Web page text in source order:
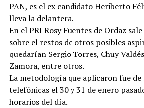
PAN, es el ex candidato Heriberto
lleva la delantera.
En el PRI Rosy Fuentes de Ordaz
sobre el restos de otros posibles
quedarían Sergio Torres, Chuy
Zamora, entre otros.
La metodología que aplicaron fue de
telefónicas el 30 y 31 de enero
horarios del día.